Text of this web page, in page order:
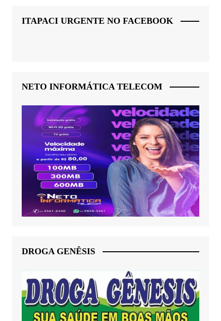
ITAPACI URGENTE NO FACEBOOK
NETO INFORMÁTICA TELECOM
DROGA GENÊSIS